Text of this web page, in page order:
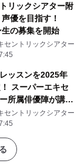
リックシアター附
優を目指す！
の募集を開始
セントリックシアター
ッスンを2025年
スーパーエキセ
所属俳優陣が講師
セントリックシアター